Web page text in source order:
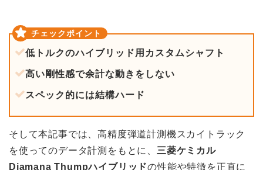
低トルクのハイブリッド用カスタムシャフト
高い剛性感で余計な動きをしない
スペック的には結構ハード
そして本記事では、高精度弾道計測機スカイトラック
を使ってのデータ計測をもとに、 三菱ケミカル
Diamana Thumpハイブリッドの性能や特徴を正直に